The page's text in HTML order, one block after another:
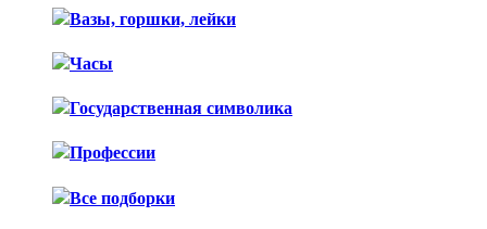
Вазы, горшки, лейки
Часы
Государственная символика
Профессии
Все подборки